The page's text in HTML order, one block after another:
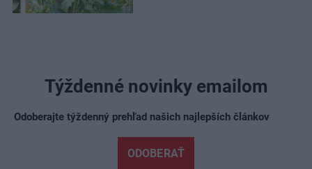
Týždenné novinky emailom
Odoberajte týždenný prehľad našich najlepších článkov
ODOBERAŤ